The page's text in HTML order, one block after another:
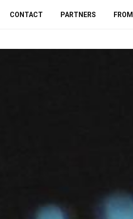
CONTACT PARTNERS